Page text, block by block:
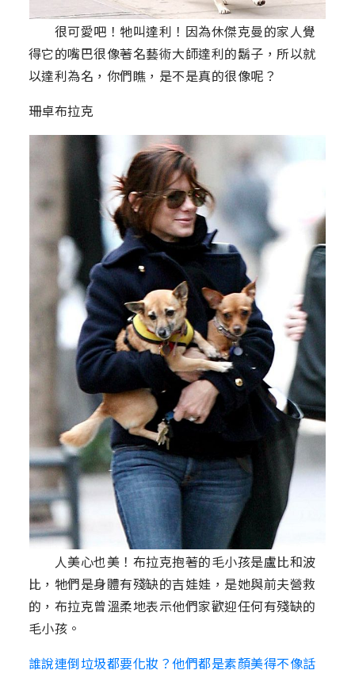
很可愛吧！牠叫達利！因為休傑克曼的家人覺
得它的嘴巴很像著名藝術大師達利的鬍子，所以就
以達利為名，你們瞧，是不是真的很像呢？
珊卓布拉克
人美心也美！布拉克抱著的毛小孩是盧比和波
比，牠們是身體有殘缺的吉娃娃，是她與前夫營救
的，布拉克曾溫柔地表示他們家歡迎任何有殘缺的
毛小孩。
誰說連倒垃圾都要化妝？他們都是素顏美得不像話